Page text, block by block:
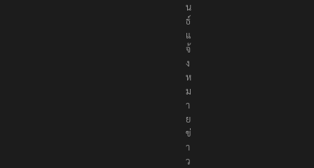
น
ธ์
แ
จ้
ง
ห
ม
า
ย
ข่
า
ว